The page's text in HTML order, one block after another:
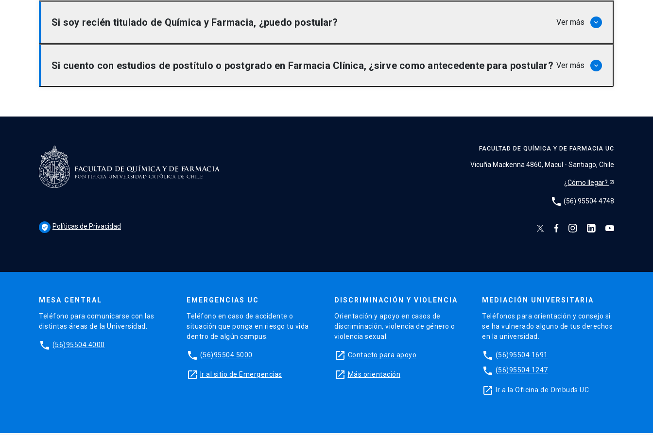
Dos años.
Si soy recién titulado de Química y Farmacia, ¿puedo postular? Ver más keyboard_arrow_down
Sí, puedes postular. Sin embargo, debes contar con financiamiento propio.
Si cuento con estudios de postítulo o postgrado en Farmacia Clínica, ¿sirve como antecedente para postular? Ver más keyboard_arrow_down
verified_user Políticas de Privacidad
FACULTAD DE QUÍMICA Y DE FARMACIA UC
Vicuña Mackenna 4860, Macul - Santiago, Chile
¿Cómo llegar?
phone (56) 95504 4748
MESA CENTRAL
Teléfono para comunicarse con las
distintas áreas de la Universidad.
phone (56)95504 4000
EMERGENCIAS UC
Teléfono en caso de accidente o
situación que ponga en riesgo tu vida
dentro de algún campus.
phone (56)95504 5000
launch Ir al sitio de Emergencias
DISCRIMINACIÓN Y VIOLENCIA
Orientación y apoyo en casos de
discriminación, violencia de género o
violencia sexual.
launch Contacto para apoyo
launch Más orientación
MEDIACIÓN UNIVERSITARIA
Teléfonos para orientación y consejo si
se ha vulnerado alguno de tus derechos
en la universidad.
phone (56)95504 1691
phone (56)95504 1247
launch Ir a la Oficina de Ombuds UC